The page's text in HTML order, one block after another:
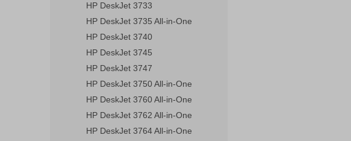
HP DeskJet 3733
HP DeskJet 3735 All-in-One
HP DeskJet 3740
HP DeskJet 3745
HP DeskJet 3747
HP DeskJet 3750 All-in-One
HP DeskJet 3760 All-in-One
HP DeskJet 3762 All-in-One
HP DeskJet 3764 All-in-One